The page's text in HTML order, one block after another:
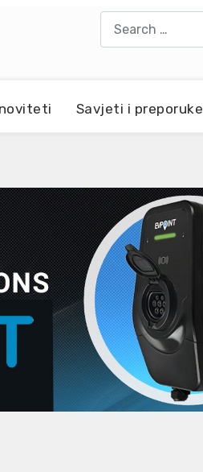
Savjeti i preporuke